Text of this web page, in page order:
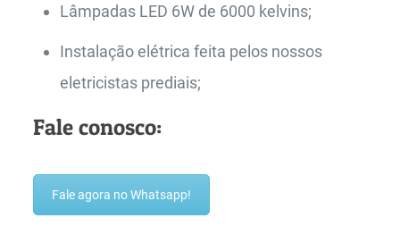
Lâmpadas LED 6W de 6000 kelvins;
Instalação elétrica feita pelos nossos
eletricistas prediais;
Fale conosco:
Fale agora no Whatsapp!